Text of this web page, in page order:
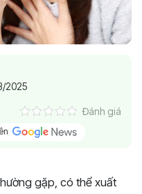
2025
Đánh giá
gặp, có thể xuất